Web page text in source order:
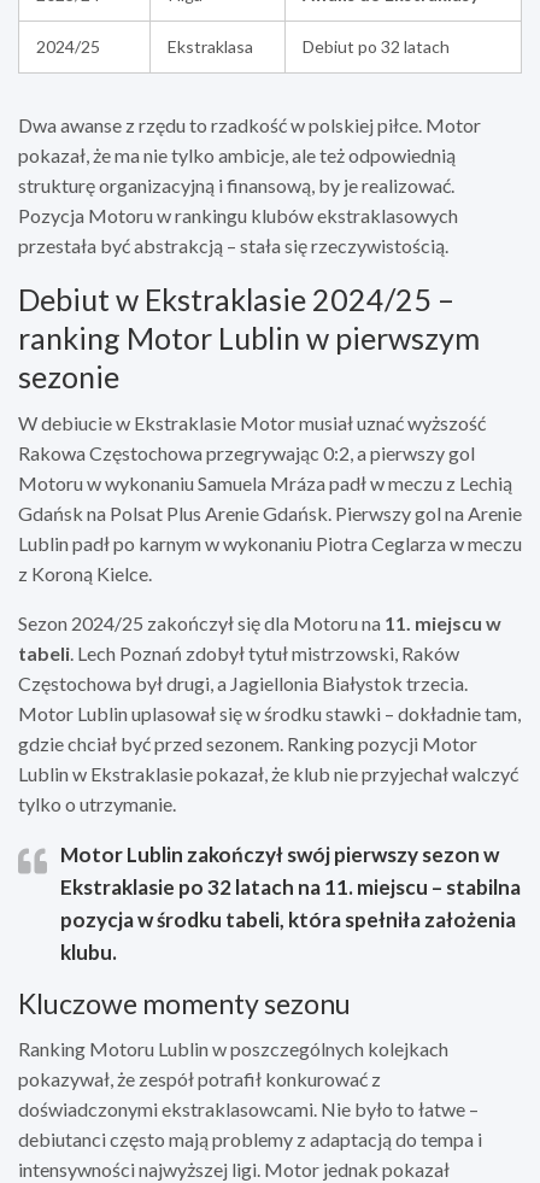
2024/25 Ekstraklasa Debiut po 32 latach
Dwa awanse z rzędu to rzadkość w polskiej piłce. Motor
pokazał, że ma nie tylko ambicje, ale też odpowiednią
strukturę organizacyjną i finansową, by je realizować.
Pozycja Motoru w rankingu klubów ekstraklasowych
przestała być abstrakcją – stała się rzeczywistością.
Debiut w Ekstraklasie 2024/25 –
ranking Motor Lublin w pierwszym
sezonie
W debiucie w Ekstraklasie Motor musiał uznać wyższość
Rakowa Częstochowa przegrywając 0:2, a pierwszy gol
Motoru w wykonaniu Samuela Mráza padł w meczu z Lechią
Gdańsk na Polsat Plus Arenie Gdańsk. Pierwszy gol na Arenie
Lublin padł po karnym w wykonaniu Piotra Ceglarza w meczu
z Koroną Kielce.
Sezon 2024/25 zakończył się dla Motoru na 11. miejscu w
tabeli. Lech Poznań zdobył tytuł mistrzowski, Raków
Częstochowa był drugi, a Jagiellonia Białystok trzecia.
Motor Lublin uplasował się w środku stawki – dokładnie tam,
gdzie chciał być przed sezonem. Ranking pozycji Motor
Lublin w Ekstraklasie pokazał, że klub nie przyjechał walczyć
tylko o utrzymanie.
Motor Lublin zakończył swój pierwszy sezon w
Ekstraklasie po 32 latach na 11. miejscu – stabilna
pozycja w środku tabeli, która spełniła założenia
klubu.
Kluczowe momenty sezonu
Ranking Motoru Lublin w poszczególnych kolejkach
pokazywał, że zespół potrafił konkurować z
doświadczonymi ekstraklasowcami. Nie było to łatwe –
debiutanci często mają problemy z adaptacją do tempa i
intensywności najwyższej ligi. Motor jednak pokazał